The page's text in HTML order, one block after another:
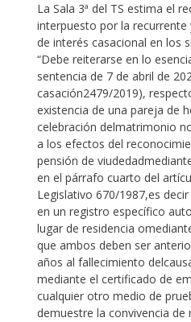
La Sala 3ª del TS estima el
interpuesto por la recurrente
de interés casacional en los
“Debe reiterarse en lo
sentencia de 7 de abril de
casación2479/2019),
existencia de una pareja de
celebración delmatrimonio
a los efectos del
pensión de
en el párrafo cuarto del
Legislativo 670/1987,es
en un registro específico
lugar de residencia
que ambos deben ser
años al fallecimiento
mediante el certificado de
cualquier otro medio de
demuestre la convivencia de